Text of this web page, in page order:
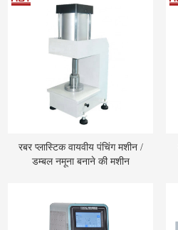
रबर प्लास्टिक वायवीय पंचिंग मशीन /
डम्बल नमूना बनाने की मशीन